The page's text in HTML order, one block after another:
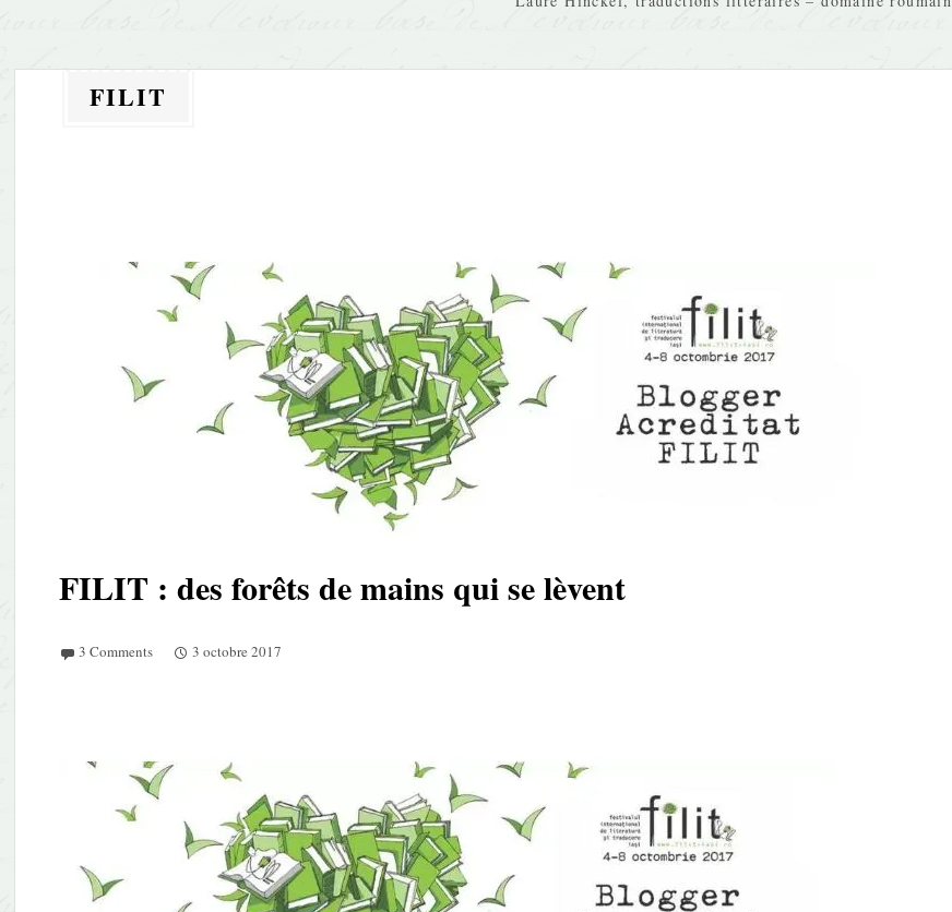
FILIT
FILIT : des forêts de mains qui se lèvent
3 Comments 3 octobre 2017